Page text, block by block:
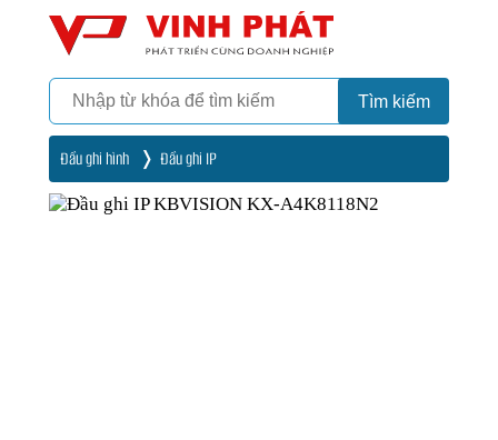
Vinh Phát Cần Thơ Tìm kiếm
Đầu ghi hình Đầu ghi IP